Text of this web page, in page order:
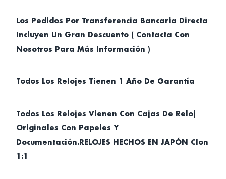
Los Pedidos Por Transferencia Bancaria Directa
Incluyen Un Gran Descuento ( Contacta Con
Nosotros Para Más Información )
Todos Los Relojes Tienen 1 Año De Garantía
Todos Los Relojes Vienen Con Cajas De Reloj
Originales Con Papeles Y
Documentación.RELOJES HECHOS EN JAPÓN Clon
1:1